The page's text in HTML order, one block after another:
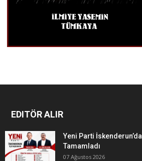
EDITÖR ALIR
Yeni Parti
Tamamladı
07 Ağustos 2026